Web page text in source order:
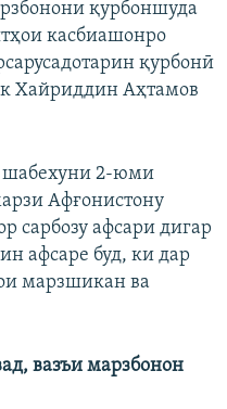
қурбоншуда
касбиашонро
қурбонӣ
Хайриддин Аҳтамов
шабехуни 2-юми
Афғонистону
сарбозу афсари дигар
афсаре буд, ки дар
марзшикан ва
вазъи марзбонон